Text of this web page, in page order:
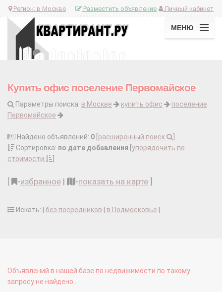
Регион: в Москве Личный кабинет
Разместить объявление
МЕНЮ
Купить офис поселение Первомайское
Параметры поиска: в Москве купить офис
поселение
Первомайское
Найдено объявлений: 0 расширенный поиск
Сортировка: по дате добавления упорядочить по
стоимости
-избранное | -показать на карте
Искать: | без посредников в Подмосковье
Объявлений в нашей базе по недвижимости по такому
запросу не найдено...